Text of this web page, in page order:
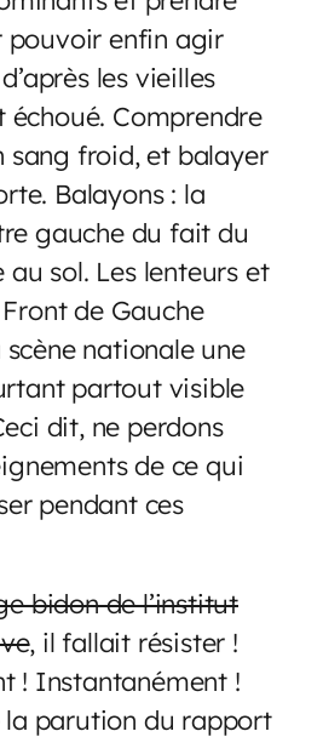
pouvoir enfin agir
les vieilles
Comprendre
sang froid, et balayer
Balayons : la
gauche du fait du
au sol. Les lenteurs et
de Gauche
nationale une
partout visible
dit, ne perdons
de ce qui
pendant ces
bidon de l’institut
, il fallait résister !
! Instantanément !
la parution du rapport